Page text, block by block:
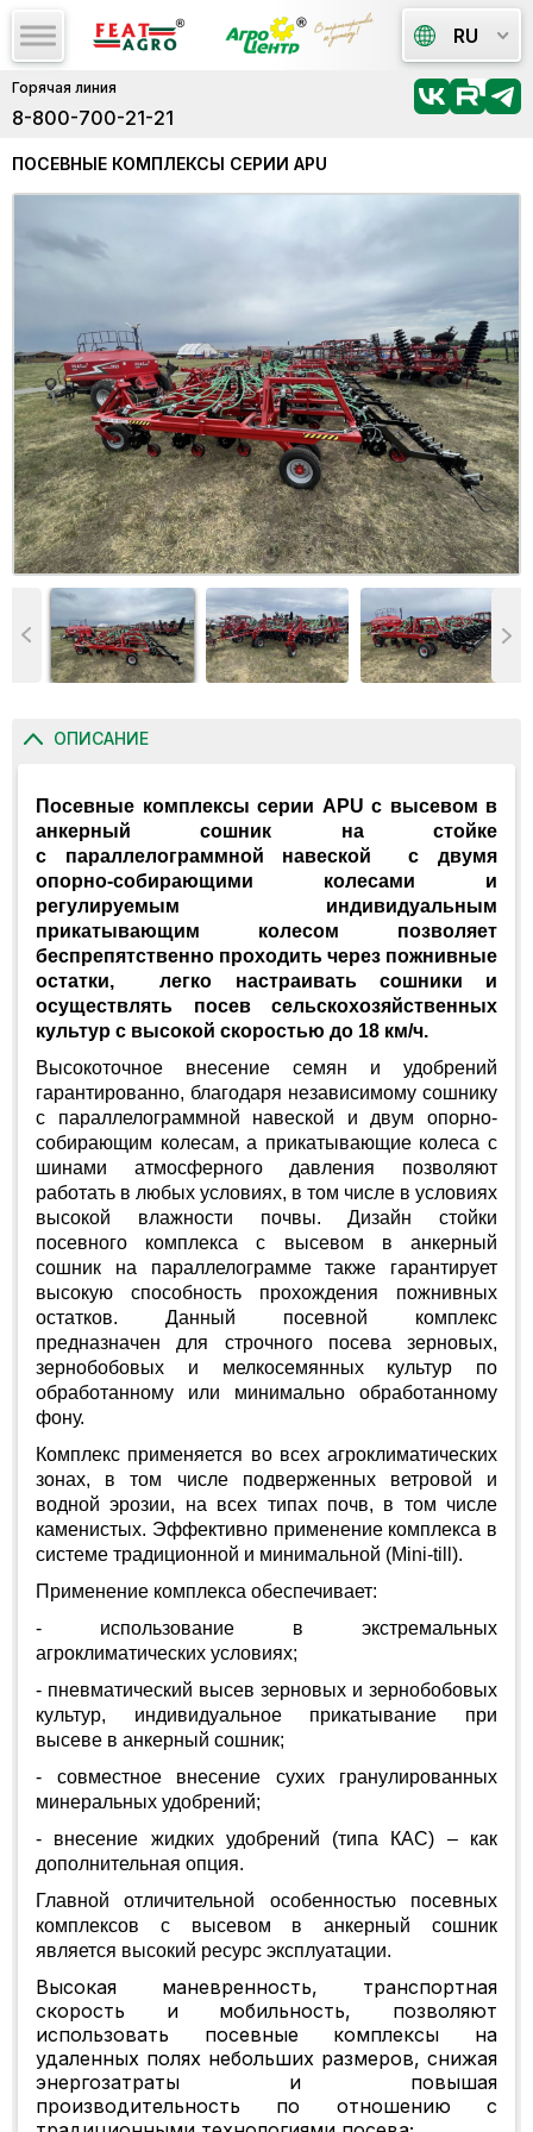
RU
Горячая линия
8-800-700-21-21
ПОСЕВНЫЕ КОМПЛЕКСЫ СЕРИИ АРU
ОПИСАНИЕ
Посевные комплексы серии APU с высевом в
анкерный сошник на стойке
с параллелограммной навеской с двумя
опорно-собирающими колесами и
регулируемым индивидуальным
прикатывающим колесом позволяет
беспрепятственно проходить через пожнивные
остатки, легко настраивать сошники и
осуществлять посев сельскохозяйственных
культур с высокой скоростью до 18 км/ч.
Высокоточное внесение семян и удобрений
гарантированно, благодаря независимому сошнику
с параллелограммной навеской и двум опорно-
собирающим колесам, а прикатывающие колеса с
шинами атмосферного давления позволяют
работать в любых условиях, в том числе в условиях
высокой влажности почвы. Дизайн стойки
посевного комплекса с высевом в анкерный
сошник на параллелограмме также гарантирует
высокую способность прохождения пожнивных
остатков. Данный посевной комплекс
предназначен для строчного посева зерновых,
зернобобовых и мелкосемянных культур по
обработанному или минимально обработанному
фону.
Комплекс применяется во всех агроклиматических
зонах, в том числе подверженных ветровой и
водной эрозии, на всех типах почв, в том числе
каменистых. Эффективно применение комплекса в
системе традиционной и минимальной (Mini-till).
Применение комплекса обеспечивает:
- использование в экстремальных
агроклиматических условиях;
- пневматический высев зерновых и зернобобовых
культур, индивидуальное прикатывание при
высеве в анкерный сошник;
- совместное внесение сухих гранулированных
минеральных удобрений;
- внесение жидких удобрений (типа КАС) – как
дополнительная опция.
Главной отличительной особенностью посевных
комплексов с высевом в анкерный сошник
является высокий ресурс эксплуатации.
Высокая маневренность, транспортная
скорость и мобильность, позволяют
использовать посевные комплексы на
удаленных полях небольших размеров, снижая
энергозатраты и повышая
производительность по отношению с